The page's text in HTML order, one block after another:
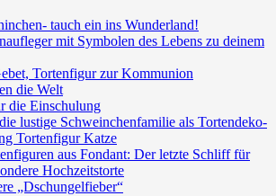
tauch ein ins Wunderland!
mit Symbolen des Lebens zu deinem
Tortenfigur zur Kommunion
die Welt
die Einschulung
lustige Schweinchenfamilie als Tortendeko-
Tortenfigur Katze
aus Fondant: Der letzte Schliff für
Hochzeitstorte
„Dschungelfieber“